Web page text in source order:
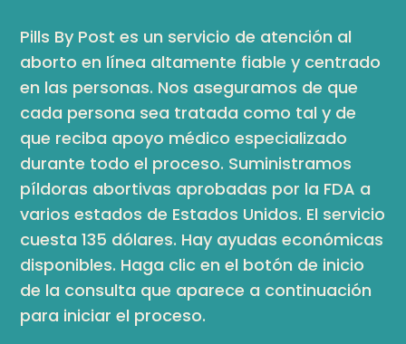
Pills By Post es un servicio de atención al
aborto en línea altamente fiable y centrado
en las personas. Nos aseguramos de que
cada persona sea tratada como tal y de
que reciba apoyo médico especializado
durante todo el proceso. Suministramos
píldoras abortivas aprobadas por la FDA a
varios estados de Estados Unidos. El servicio
cuesta 135 dólares. Hay ayudas económicas
disponibles. Haga clic en el botón de inicio
de la consulta que aparece a continuación
para iniciar el proceso.